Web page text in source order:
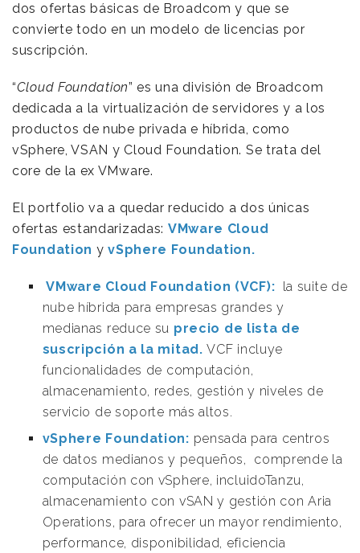
dos ofertas básicas de Broadcom y que se
convierte todo en un modelo de licencias por
suscripción.
“Cloud Foundation” es una división de Broadcom
dedicada a la virtualización de servidores y a los
productos de nube privada e híbrida, como
vSphere, VSAN y Cloud Foundation. Se trata del
core de la ex VMware.
El portfolio va a quedar reducido a dos únicas
ofertas estandarizadas: VMware Cloud
Foundation y vSphere Foundation.
VMware Cloud Foundation (VCF): la suite de
nube híbrida para empresas grandes y
medianas reduce su precio de lista de
suscripción a la mitad.VCF incluye
funcionalidades de computación,
almacenamiento, redes, gestión y niveles de
servicio de soporte más altos.
vSphere Foundation: pensada para centros
de datos medianos y pequeños, comprende la
computación con vSphere, incluidoTanzu,
almacenamiento con vSAN y gestión con Aria
Operations, para ofrecer un mayor rendimiento,
performance, disponibilidad, eficiencia